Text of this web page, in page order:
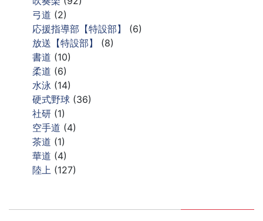
弓道 (2)
応援指導部【特設部】
(6)
放送【特設部】
(8)
書道 (10)
柔道 (6)
水泳 (14)
硬式野球 (36)
社研 (1)
空手道 (4)
茶道 (1)
華道 (4)
陸上 (127)